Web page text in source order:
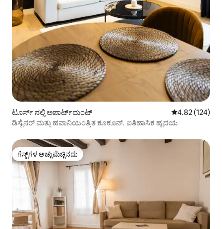
ಟೂರ್ಸ್ ನಲ್ಲಿ ಅಪಾರ್ಟ್‌ಮಂಟ್ 5 ರಲ್ಲಿ 4.82
4.82 (124)
ಡಿಸೈನರ್ ಮತ್ತು ಹವಾನಿಯಂತ್ರಿತ ಕೂಕೂನ್. ಐತಿಹಾಸಿಕ ಹೃದಯ
ಗೆಸ್ಟ್‌ಗಳ ಅಚ್ಚುಮೆಚ್ಚಿನದು
ಗೆಸ್ಟ್‌ಗಳ ಅಚ್ಚುಮೆಚ್ಚಿನದು